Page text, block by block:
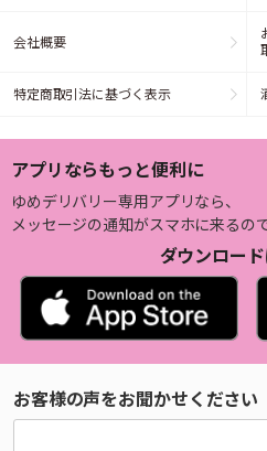
会社概要
特定商取引法に基づく表示
アプリならもっと便利に
ゆめデリバリー専用アプリなら、
メッセージの通知がスマホに来るの
ダウンロー
お客様の声をお聞かせください